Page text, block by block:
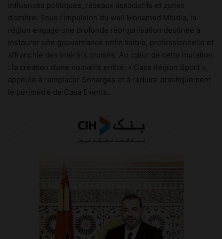
influences politiques, réseaux associatifs et zones
d’ombre. Sous l’impulsion du wali Mohamed Mhidia, la
région engage une profonde réorganisation destinée à
instaurer une gouvernance enfin lisible, professionnelle et
affranchie des intérêts croisés. Au cœur de cette mutation
: la création d’une nouvelle entité, « Casa Région Sport »,
appelée à remplacer Sonarges et à réduire drastiquement
le périmètre de Casa Events.